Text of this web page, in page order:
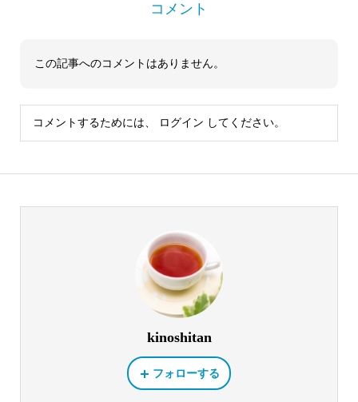
コメント
この記事へのコメントはありません。
コメントするためには、 ログイン してください。
kinoshitan
フォローする